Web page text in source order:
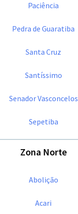
Paciência
Pedra de Guaratiba
Santa Cruz
Santíssimo
Senador Vasconcelos
Sepetiba
Zona Norte
Abolição
Acari